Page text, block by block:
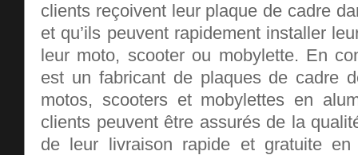
clients reçoivent leur plaque de cadre
et qu’ils peuvent rapidement installer
leur moto, scooter ou mobylette. En
est un fabricant de plaques de cadre
motos, scooters et mobylettes en
clients peuvent être assurés de la
de leur livraison rapide et gratuite